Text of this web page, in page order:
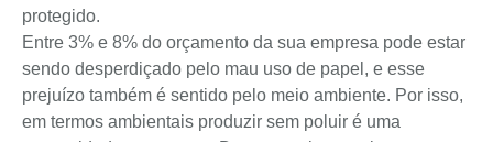
protegido.
Entre 3% e 8% do orçamento da sua empresa pode estar
sendo desperdiçado pelo mau uso de papel, e esse
prejuízo também é sentido pelo meio ambiente. Por isso,
em termos ambientais produzir sem poluir é uma